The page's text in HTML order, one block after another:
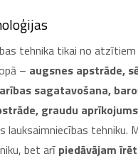
tehnika tikai no
– augsnes apstrāde,
sagatavošana,
graudu
lauksaimniecības tehniku.
bet arī piedāvājam